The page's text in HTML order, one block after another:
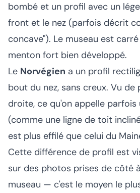
bombé et un profil avec un
front et le nez (parfois décrit
concave"). Le museau est
menton fort bien développé.
Le Norvégien a un profil
bout du nez, sans creux. Vu de
droite, ce qu'on appelle
(comme une ligne de toit
est plus effilé que celui du
Cette différence de profil est
sur des photos prises de côté
museau — c'est le moyen le